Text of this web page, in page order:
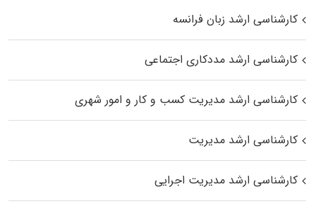
کارشناسی ارشد زبان فرانسه
کارشناسی ارشد مددکاری اجتماعی
کارشناسی ارشد مدیریت کسب و کار و امور شهری
کارشناسی ارشد مدیریت
کارشناسی ارشد مدیریت اجرایی